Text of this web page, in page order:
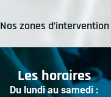
Nos zones d’intervention
Les horaires
Du lundi au samedi :